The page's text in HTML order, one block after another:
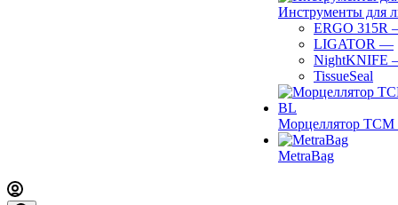
Инструменты для
ERGO 315R
LIGATOR —
NightKNIFE
TissueSeal
Морцеллятор ТСМ
MetraBag